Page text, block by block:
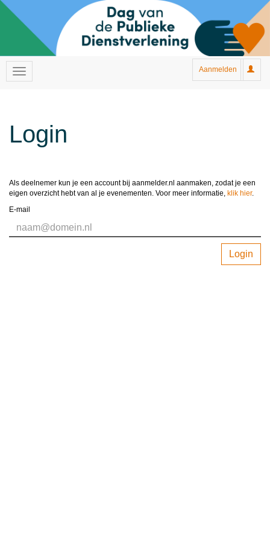
Aanmelden
Login
Als deelnemer kun je een account bij aanmelder.nl aanmaken, zodat je een
eigen overzicht hebt van al je evenementen. Voor meer informatie, klik hier.
E-mail
Login